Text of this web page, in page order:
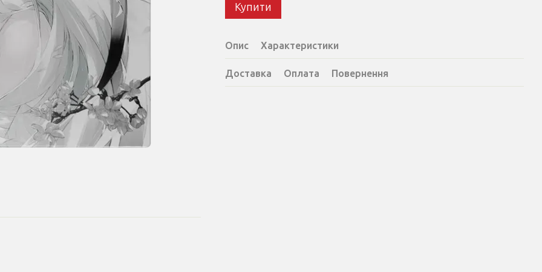
Купити
Опис Характеристики
Доставка Оплата Повернення